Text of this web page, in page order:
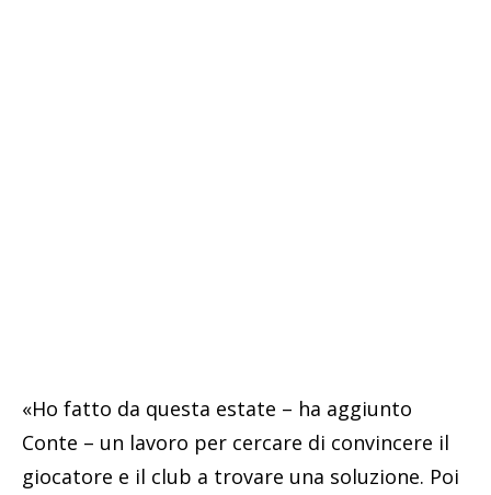
«Ho fatto da questa estate – ha aggiunto
Conte – un lavoro per cercare di convincere il
giocatore e il club a trovare una soluzione. Poi